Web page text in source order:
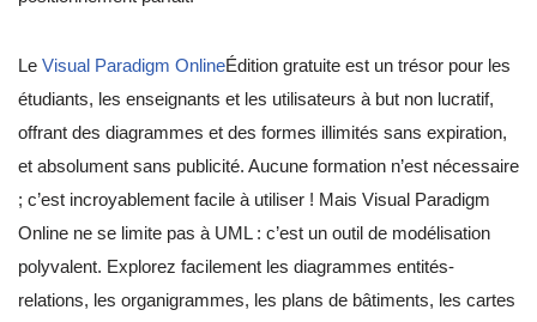
Le Visual Paradigm OnlineÉdition gratuite est un trésor pour les
étudiants, les enseignants et les utilisateurs à but non lucratif,
offrant des diagrammes et des formes illimités sans expiration,
et absolument sans publicité. Aucune formation n’est nécessaire
; c’est incroyablement facile à utiliser ! Mais Visual Paradigm
Online ne se limite pas à UML : c’est un outil de modélisation
polyvalent. Explorez facilement les diagrammes entités-
relations, les organigrammes, les plans de bâtiments, les cartes